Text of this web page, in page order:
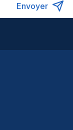
Envoyer